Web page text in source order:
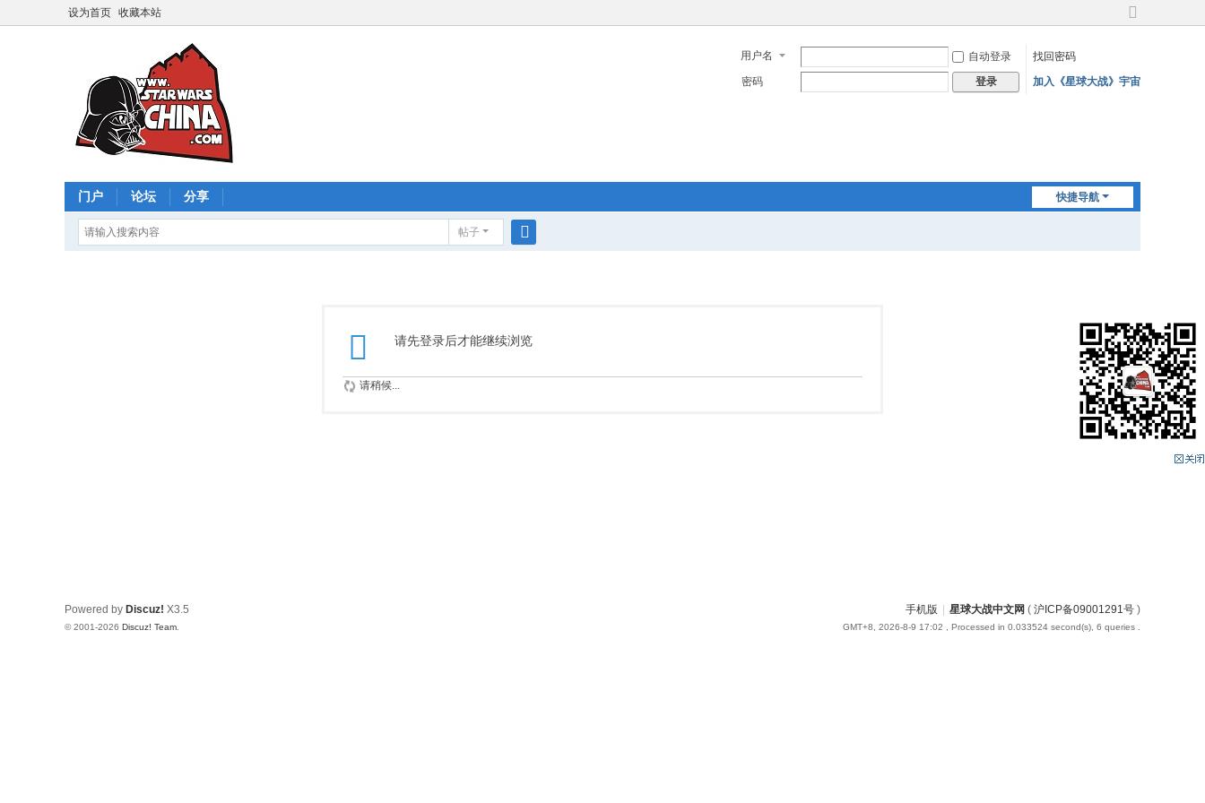
设为首页 收藏本站
切
宽
用户名 自动登录
找回密码
密码
登录 加入《星球大战》宇宙
快捷导航
门户 论坛 分享
帖子
请先登录后才能继续浏览
请稍候...
手机版 星球大战中文网 ( 沪ICP备09001291号 )
GMT+8, 2026-8-9 17:02 , Processed in 0.033524 second(s), 6 queries .
Powered by Discuz! X3.5
© 2001-2026 Discuz! Team